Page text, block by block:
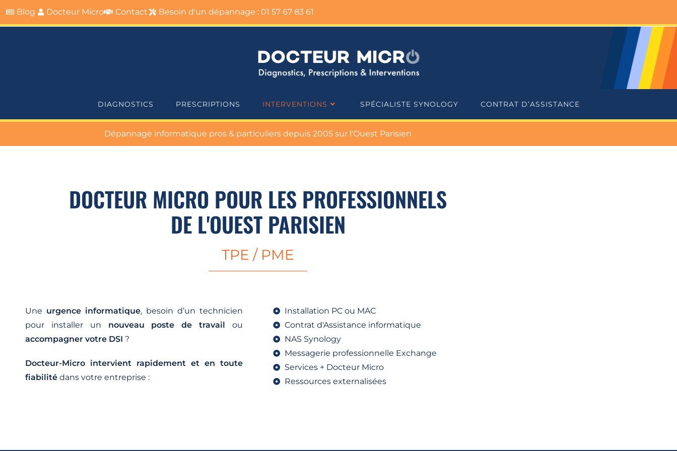
Blog Docteur Micro Contact Besoin d'un dépannage : 01 57 67 83 61
DIAGNOSTICS PRESCRIPTIONS INTERVENTIONS SPÉCIALISTE SYNOLOGY CONTRAT D’ASSISTANCE
Dépannage informatique pros & particuliers depuis 2005 sur l'Ouest Parisien
DOCTEUR MICRO POUR LES PROFESSIONNELS
DE L'OUEST PARISIEN
TPE / PME
Une urgence informatique, besoin d’un technicien
pour installer un nouveau poste de travail ou
accompagner votre DSI ?
Docteur-Micro intervient rapidement et en toute
fiabilité dans votre entreprise :
Installation PC ou MAC
Contrat d'Assistance informatique
NAS Synology
Messagerie professionnelle Exchange
Services + Docteur Micro
Ressources externalisées